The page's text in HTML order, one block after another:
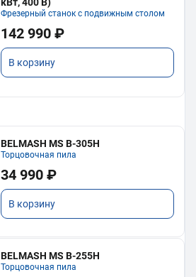
Фрезерный станок с подвижным столом
142 990 ₽
В корзину
BELMASH MS B-305H
Торцовочная пила
34 990 ₽
В корзину
BELMASH MS B-255H
Торцовочная пила